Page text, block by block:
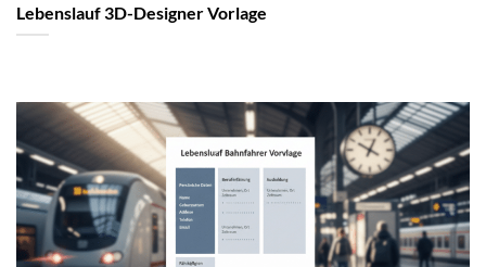
Lebenslauf 3D-Designer Vorlage